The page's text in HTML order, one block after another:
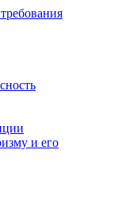
и его